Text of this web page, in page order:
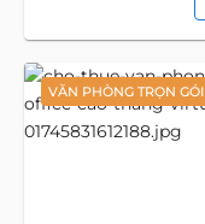
VĂN PHÒNG TRỌN GÓI